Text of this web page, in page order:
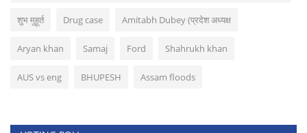
शुभ मुहूर्त Drug case Amitabh Dubey (प्रदेश अध्यक्ष
Aryan khan Samaj Ford Shahrukh khan
AUS vs eng BHUPESH Assam floods